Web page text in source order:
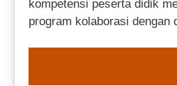
kompetensi peserta didik
program kolaborasi dengan